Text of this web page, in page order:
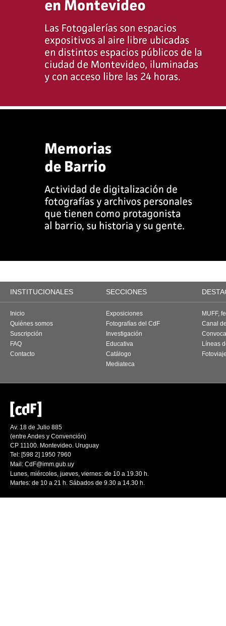
INSTITUCIONALES SECCIONES
Inicio
Quiénes somos
Suscripción
FAQ
Contacto
Exposiciones
Fotografías del CdF
Investigación
Educativa
Catálogo
Mediateca
MUFF,
Canal
Líneas
Av. 18 de Julio 885
(entre Andes y Convención)
CP 11100. Montevideo. Uruguay
Tel: [598 2] 1950 7960
Mail: CdF@imm.gub.uy
Lunes, miércoles, jueves, viernes: de 10 a 19.30 h.
Martes: de 10 a 21 h. Sábados de 9.30 a 14.30 h.